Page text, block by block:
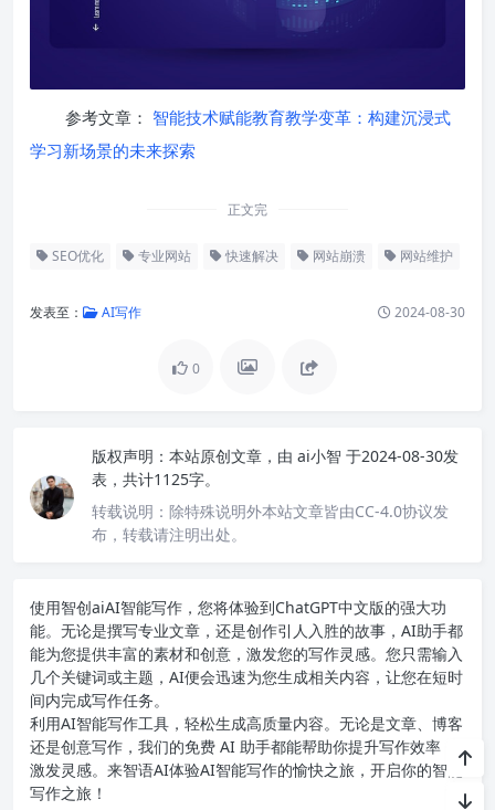
参考文章： 智能技术赋能教育教学变革：构建沉浸式
学习新场景的未来探索
正文完
SEO优化 专业网站 快速解决 网站崩溃 网站维护
发表至： AI写作 2024-08-30
0
版权声明： 本站原创文章，由 ai小智 于2024-08-30发
表，共计1125字。
转载说明： 除特殊说明外本站文章皆由CC-4.0协议发
布，转载请注明出处。
使用智创aiAI智能写作 ，您将体验到ChatGPT中文版的强大功
能。无论是撰写专业文章，还是创作引人入胜的故事，AI助手都
能为您提供丰富的素材和创意，激发您的写作灵感。您只需输入
几个关键词或主题，AI便会迅速为您生成相关内容，让您在短时
间内完成写作任务。
利用AI智能写作工具，轻松生成高质量内容。无论是文章、博客
还是创意写作，我们的免费 AI 助手都能帮助你提升写作效率，
激发灵感。来智语AI体验AI智能写作的愉快之旅，开启你的智能
写作之旅！